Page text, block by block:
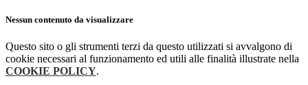
Nessun contenuto da visualizzare
Questo sito o gli strumenti terzi da questo utilizzati si avvalgono di
cookie necessari al funzionamento ed utili alle finalità illustrate nella
COOKIE POLICY.